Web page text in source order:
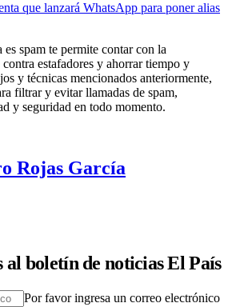
que lanzará WhatsApp para poner alias
spam te permite contar con la
estafadores y ahorrar tiempo y
y técnicas mencionados anteriormente,
filtrar y evitar llamadas de spam,
y seguridad en todo momento.
Rojas García
boletín de noticias El País
Por favor ingresa un correo electrónico